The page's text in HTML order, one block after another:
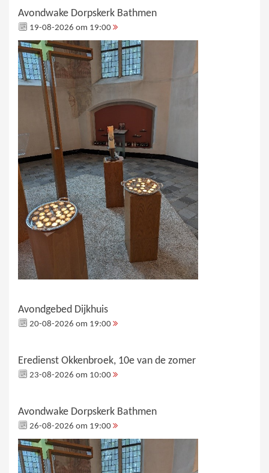
Avondwake Dorpskerk Bathmen
19-08-2026 om 19:00
Avondgebed Dijkhuis
20-08-2026 om 19:00
Eredienst Okkenbroek, 10e van de zomer
23-08-2026 om 10:00
Avondwake Dorpskerk Bathmen
26-08-2026 om 19:00